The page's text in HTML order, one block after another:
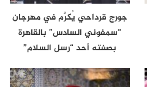
جورج قرداحي يُكرَّم في مهرجان
“سمفوني السادس” بالقاهرة
بصفته أحد “رسل السلام”